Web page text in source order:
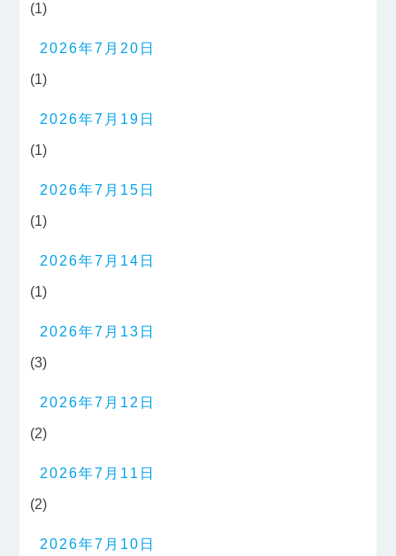
(1)
2026年7月20日
(1)
2026年7月19日
(1)
2026年7月15日
(1)
2026年7月14日
(1)
2026年7月13日
(3)
2026年7月12日
(2)
2026年7月11日
(2)
2026年7月10日